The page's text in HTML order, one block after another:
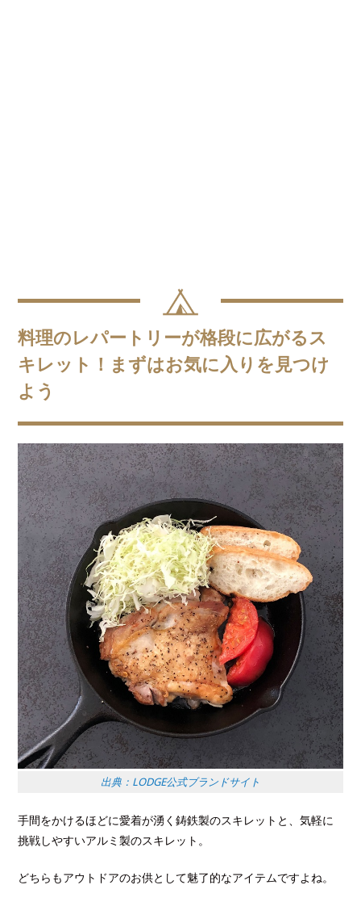
料理のレパートリーが格段に広がるス
キレット！まずはお気に入りを見つけ
よう
出典：LODGE公式ブランドサイト
手間をかけるほどに愛着が湧く鋳鉄製のスキレットと、気軽に
挑戦しやすいアルミ製のスキレット。
どちらもアウトドアのお供として魅了的なアイテムですよね。